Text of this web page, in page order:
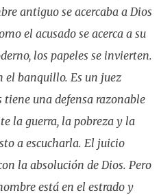
antiguo se acercaba a Dios
el acusado se acerca a su
los papeles se invierten.
el banquillo. Es un juez
una defensa razonable
la guerra, la pobreza y la
a escucharla. El juicio
la absolución de Dios. Pero
está en el estrado y